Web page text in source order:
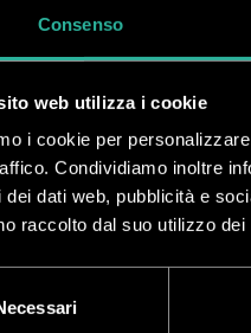
Consenso
web utilizza i cookie
i cookie per
Condividiamo inoltre
dei dati web, pubblicità e
raccolto dal suo utilizzo